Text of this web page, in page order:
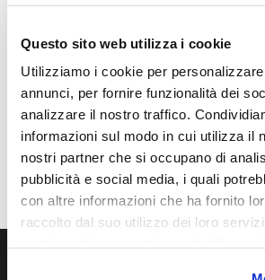
Questo sito web utilizza i cookie
Utilizziamo i cookie per
annunci, per fornire funzionalità dei
analizzare il nostro traffico.
informazioni sul modo in cui utilizza il
nostri partner che si occupano di
pubblicità e social media, i quali
con altre informazioni che ha fornito
raccolto dal suo utilizzo dei loro
Ø 690mm x 1450mm
Led
Potenza e attacco
81W - 2700K - 5600Lm -
CRI90 - 220-240V
On/Off
Classe energetica
A++, A+, A
Ean